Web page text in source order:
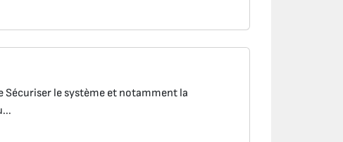
le système et notamment la